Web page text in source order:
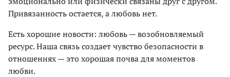
Привязанность остается, а любовь нет.
Есть хорошие новости: любовь — возобновляемый
ресурс. Наша связь создает чувство безопасности в
отношениях — это хорошая почва для моментов
любви.